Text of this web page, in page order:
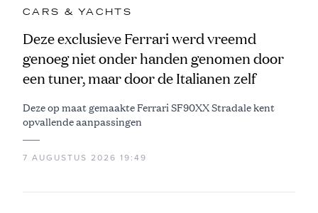
CARS & YACHTS
Deze exclusieve Ferrari werd vreemd
genoeg niet onder handen genomen door
een tuner, maar door de Italianen zelf
Deze op maat gemaakte Ferrari SF90XX Stradale kent
opvallende aanpassingen
7 AUGUSTUS 2026 19:49